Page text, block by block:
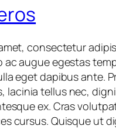
consectetur
ac augue egestas
eget dapibus ante.
lacinia tellus nec,
ex. Cras
cursus. Quisque ut